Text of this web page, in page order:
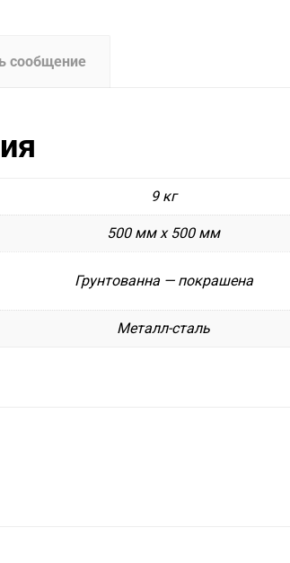
сообщение
9 кг
500 мм х 500 мм
Грунтованна — покрашена
Металл-сталь